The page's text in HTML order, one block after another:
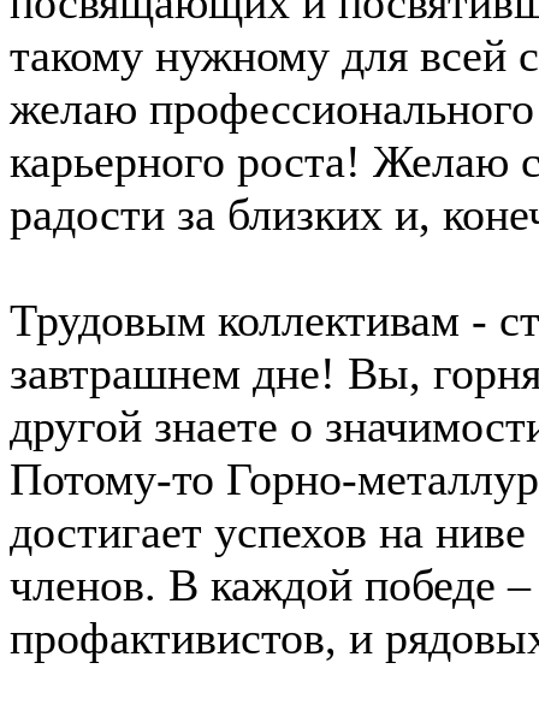
такому нужному для всей
желаю
карьерного роста! Желаю
радости за близких и,
Трудовым коллективам -
завтрашнем дне! Вы,
другой знаете о
Потому-то Горно-
достигает успехов на
членов. В каждой победе –
профактивистов, и